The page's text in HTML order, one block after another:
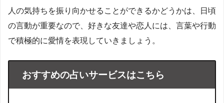
人の気持ちを振り向かせることができるかどうかは、日頃
の言動が重要なので、好きな友達や恋人には、言葉や行動
で積極的に愛情を表現していきましょう。
おすすめの占いサービスはこちら